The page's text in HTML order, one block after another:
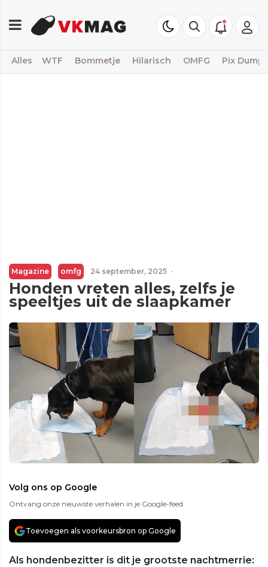
Alles WTF Bommetje Hilarisch OMFG Pix Dump
Magazine omfg 24 september, 2025 ·
Honden vreten alles, zelfs je
speeltjes uit de slaapkamer
Volg ons op Google
Ontvang onze nieuwste verhalen in je Google-feed
Toevoegen als voorkeursbron op Google
Als hondenbezitter is dit je grootste nachtmerrie: